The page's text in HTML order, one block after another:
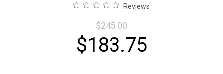
Reviews
$245.00
$183.75